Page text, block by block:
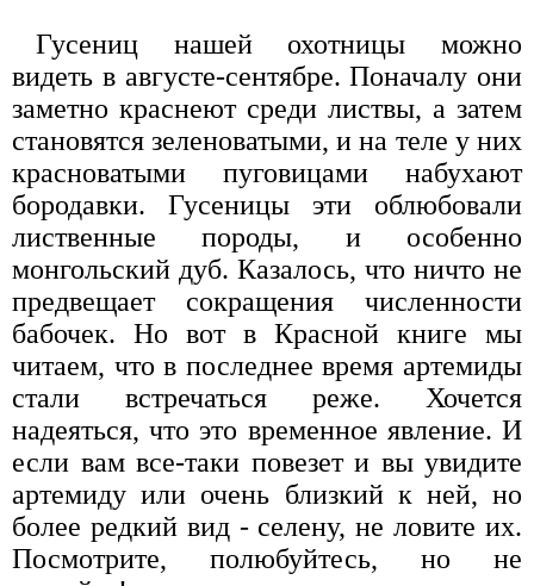
Гусениц нашей охотницы можно
видеть в августе-сентябре. Поначалу они
заметно краснеют среди листвы, а затем
становятся зеленоватыми, и на теле у них
красноватыми пуговицами набухают
бородавки. Гусеницы эти облюбовали
лиственные породы, и особенно
монгольский дуб. Казалось, что ничто не
предвещает сокращения численности
бабочек. Но вот в Красной книге мы
читаем, что в последнее время артемиды
стали встречаться реже. Хочется
надеяться, что это временное явление. И
если вам все-таки повезет и вы увидите
артемиду или очень близкий к ней, но
более редкий вид - селену, не ловите их.
Посмотрите, полюбуйтесь, но не